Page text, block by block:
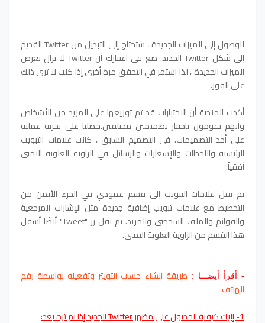
للوصول إلى الميزات الجديدة ، ستحتاج إلى التبديل من Twitter القديم
إلى شكل Twitter الجديد. ضع في اعتبارك أن Twitter لا يزال يعرض
الميزات الجديدة ، لذا استمر في التحقق مرة أخرى إذا كنت لا ترى ذلك
على الفور.
أكدت المنصة أن الاختبارات قد تم توزيعها على المزيد من الأشخاص
وأنهم يقومون باختبار تصميمين مختلفين.حصلنا على تجربة عملية
على أحد التصميمات. في التصميم السابق ، كانت علامات التبويب
الرئيسية واللحظات والإشعارات والرسائل في الزاوية العلوية اليمنى
أفقياً.
تم نقل علامات التبويب إلى قسم عمودي في الجزء الأيمن من
التخطيط مع علامات تبويب إضافية جديدة مثل الإشارات المرجعية
والقوائم والملف الشخصي والمزيد. تم نقل زر "Tweet" أيضًا أسفل
هذا القسم من الزاوية العلوية اليمنى.
- أقرأ أيضـــا : طريقة انشاء حساب التويتر وتفعيله بواسطة رقم
الهاتف
1- إليك كيفية الحصول على مظهر Twitter الجديد إذا لم تره بعد: